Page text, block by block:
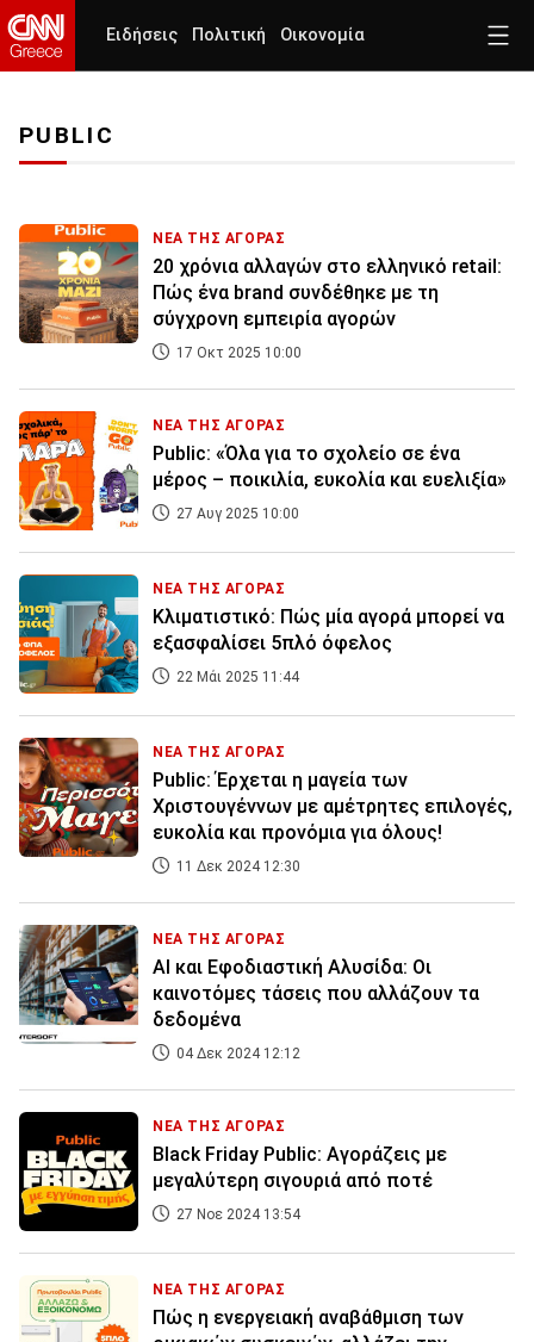
Ειδήσεις Πολιτική Οικονομία
PUBLIC
ΝΕΑ ΤΗΣ ΑΓΟΡΑΣ
20 χρόνια αλλαγών στο ελληνικό retail:
Πώς ένα brand συνδέθηκε με τη
σύγχρονη εμπειρία αγορών
17 Οκτ 2025 10:00
ΝΕΑ ΤΗΣ ΑΓΟΡΑΣ
Public: «Όλα για το σχολείο σε ένα
μέρος – ποικιλία, ευκολία και ευελιξία»
27 Αυγ 2025 10:00
ΝΕΑ ΤΗΣ ΑΓΟΡΑΣ
Κλιματιστικό: Πώς μία αγορά μπορεί να
εξασφαλίσει 5πλό όφελος
22 Μάι 2025 11:44
ΝΕΑ ΤΗΣ ΑΓΟΡΑΣ
Public: Έρχεται η μαγεία των
Χριστουγέννων με αμέτρητες επιλογές,
ευκολία και προνόμια για όλους!
11 Δεκ 2024 12:30
ΝΕΑ ΤΗΣ ΑΓΟΡΑΣ
AI και Εφοδιαστική Αλυσίδα: Οι
καινοτόμες τάσεις που αλλάζουν τα
δεδομένα
04 Δεκ 2024 12:12
ΝΕΑ ΤΗΣ ΑΓΟΡΑΣ
Black Friday Public: Αγοράζεις με
μεγαλύτερη σιγουριά από ποτέ
27 Νοε 2024 13:54
ΝΕΑ ΤΗΣ ΑΓΟΡΑΣ
Πώς η ενεργειακή αναβάθμιση των